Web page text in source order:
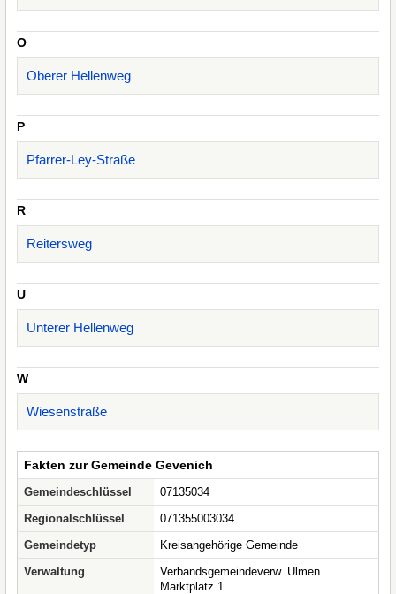
O
Oberer Hellenweg
P
Pfarrer-Ley-Straße
R
Reitersweg
U
Unterer Hellenweg
W
Wiesenstraße
Fakten zur Gemeinde Gevenich
Gemeindeschlüssel
07135034
Regionalschlüssel
071355003034
Gemeindetyp
Kreisangehörige Gemeinde
Verwaltung
Verbandsgemeindeverw. Ulmen
Marktplatz 1